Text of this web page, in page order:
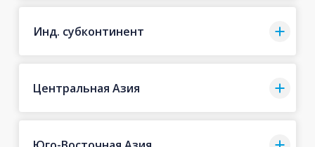
Инд. субконтинент
Центральная Азия